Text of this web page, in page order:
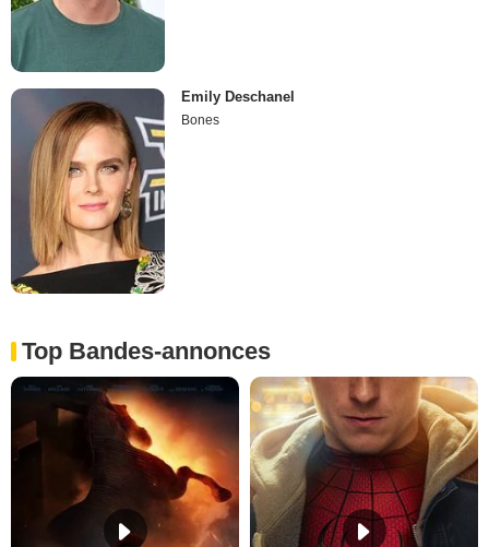
Emily Deschanel
Bones
Top Bandes-annonces